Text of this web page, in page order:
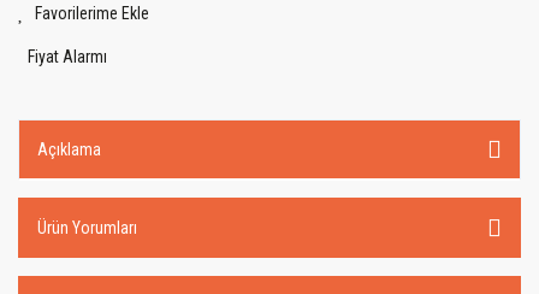
Fiyat Alarmı
Açıklama
Ürün Yorumları